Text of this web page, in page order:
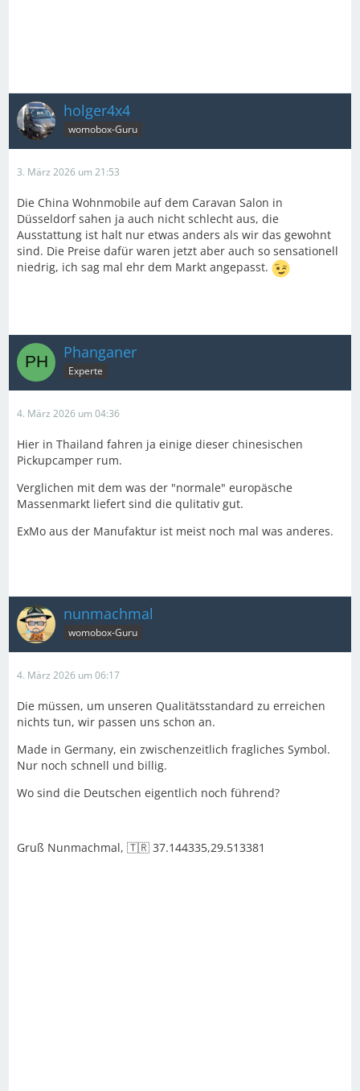
holger4x4
womobox-Guru
3. März 2026 um 21:53
Die China Wohnmobile auf dem Caravan Salon in
Düsseldorf sahen ja auch nicht schlecht aus, die
Ausstattung ist halt nur etwas anders als wir das gewohnt
sind. Die Preise dafür waren jetzt aber auch so sensationell
niedrig, ich sag mal ehr dem Markt angepasst.
Phanganer
Experte
4. März 2026 um 04:36
Hier in Thailand fahren ja einige dieser chinesischen
Pickupcamper rum.
Verglichen mit dem was der "normale" europäsche
Massenmarkt liefert sind die qulitativ gut.
ExMo aus der Manufaktur ist meist noch mal was anderes.
nunmachmal
womobox-Guru
4. März 2026 um 06:17
Die müssen, um unseren Qualitätsstandard zu erreichen
nichts tun, wir passen uns schon an.
Made in Germany, ein zwischenzeitlich fragliches Symbol.
Nur noch schnell und billig.
Wo sind die Deutschen eigentlich noch führend?
Gruß Nunmachmal, 🇹🇷 37.144335,29.513381